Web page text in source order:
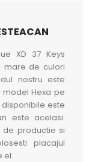
XD 37 Keys
mare de culori
nostru este
Hexa pe
este
este acelasi.
de productie si
placajul
el.